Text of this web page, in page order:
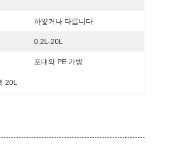
하얗거나 다릅니다
0.2L-20L
포대와 PE 가방
20L